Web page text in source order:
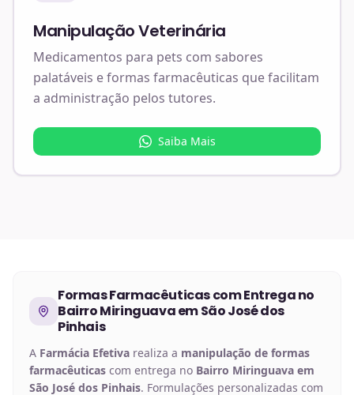
Manipulação Veterinária
Medicamentos para pets com sabores
palatáveis e formas farmacêuticas que facilitam
a administração pelos tutores.
Saiba Mais
Formas Farmacêuticascom Entrega no
Bairro Miringuava em São José dos
Pinhais
A Farmácia Efetiva realiza a manipulação de formas
farmacêuticas com entrega no Bairro Miringuava em
São José dos Pinhais. Formulações personalizadas com